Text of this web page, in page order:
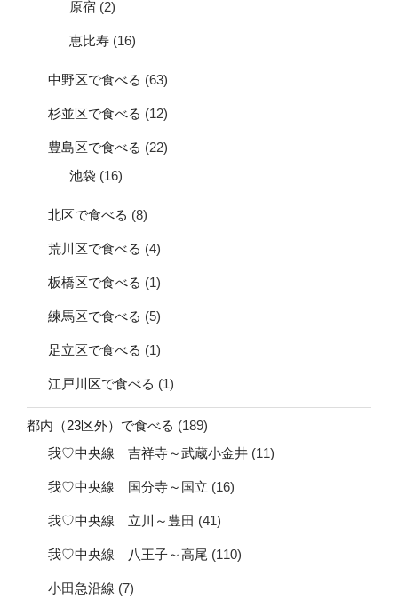
原宿 (2)
恵比寿 (16)
中野区で食べる (63)
杉並区で食べる (12)
豊島区で食べる (22)
池袋 (16)
北区で食べる (8)
荒川区で食べる (4)
板橋区で食べる (1)
練馬区で食べる (5)
足立区で食べる (1)
江戸川区で食べる (1)
都内（23区外）で食べる (189)
我♡中央線 吉祥寺～武蔵小金井 (11)
我♡中央線 国分寺～国立 (16)
我♡中央線 立川～豊田 (41)
我♡中央線 八王子～高尾 (110)
小田急沿線 (7)